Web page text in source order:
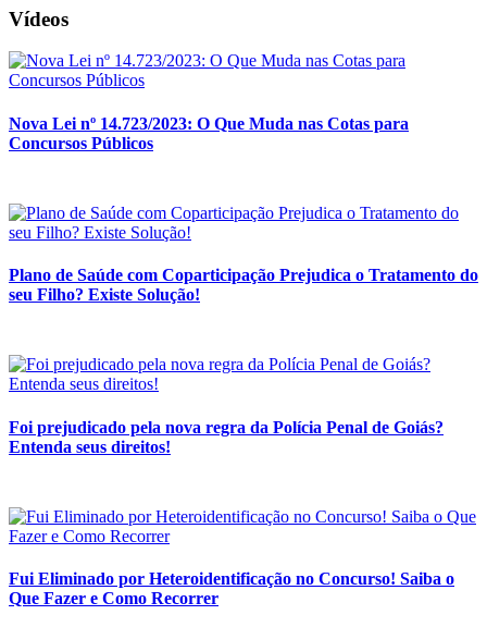
Vídeos
Nova Lei nº 14.723/2023: O Que Muda nas Cotas para
Concursos Públicos
Plano de Saúde com Coparticipação Prejudica o Tratamento do
seu Filho? Existe Solução!
Foi prejudicado pela nova regra da Polícia Penal de Goiás?
Entenda seus direitos!
Fui Eliminado por Heteroidentificação no Concurso! Saiba o
Que Fazer e Como Recorrer